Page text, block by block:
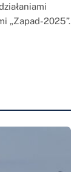
„Zapad-2025”.